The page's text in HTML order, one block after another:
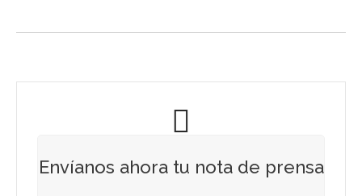
Envíanos ahora tu nota de prensa